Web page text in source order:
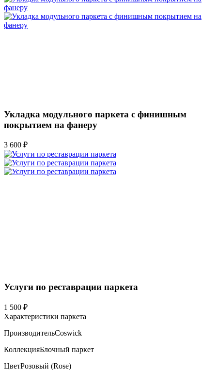
Укладка модульного паркета с финишным
покрытием на фанеру
3 600 ₽
Услуги по реставрации паркета
1 500 ₽
Характеристики паркета
ПроизводительCoswick
КоллекцияБлочный паркет
ЦветРозовый (Rose)